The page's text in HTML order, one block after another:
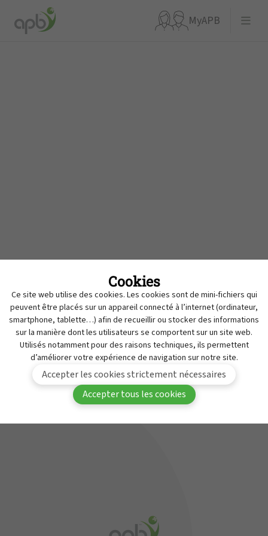
MyAPB
MyAPB
Vous devez être connecté(e) à MyAPB pour avoir
accès à ce contenu.
connecter
Devenir membre de
l'APB
APBnews
Travailler à l'APB
Service de Contrôle des Médicaments
Contact
Cookies
Ce site web utilise des cookies. Les cookies sont de mini-fichiers qui
peuvent être placés sur un appareil connecté à l’internet (ordinateur,
smartphone, tablette…) afin de recueillir ou stocker des informations
sur la manière dont les utilisateurs se comportent sur un site web.
Utilisés notamment pour des raisons techniques, ils permettent
d’améliorer votre expérience de navigation sur notre site.
Accepter les cookies strictement nécessaires
Accepter tous les cookies